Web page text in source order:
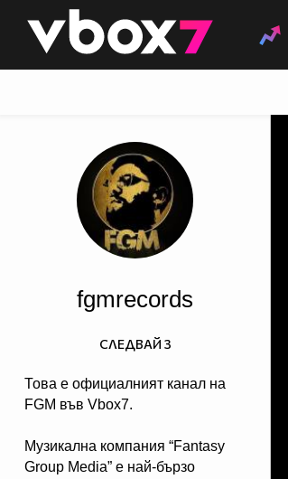
👾
fgmrecords
Това е официалният канал на
FGM във Vbox7.
Музикална компания “Fantasy
Group Media” e най-бързо
СЛЕДВАЙ 3